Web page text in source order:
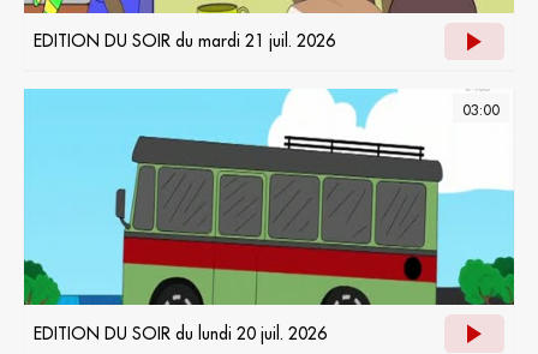
EDITION DU SOIR du mardi 21 juil. 2026
03:00
EDITION DU SOIR du lundi 20 juil. 2026